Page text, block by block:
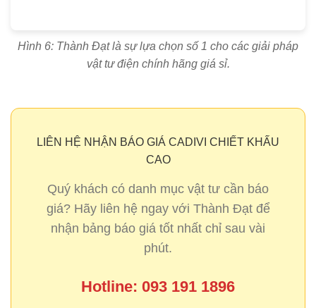
Hình 6: Thành Đạt là sự lựa chọn số 1 cho các giải pháp
vật tư điện chính hãng giá sỉ.
LIÊN HỆ NHẬN BÁO GIÁ CADIVI CHIẾT KHẤU
CAO
Quý khách có danh mục vật tư cần báo
giá? Hãy liên hệ ngay với Thành Đạtđể
nhận bảng báo giá tốt nhất chỉ sau vài
phút.
Hotline: 093 191 1896